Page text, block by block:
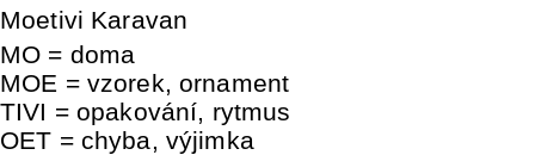
Moetivi Karavan
MO = doma
MOE = vzorek, ornament
TIVI = opakování, rytmus
OET = chyba, výjimka